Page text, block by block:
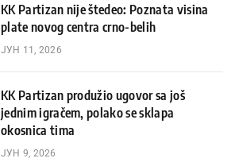
KK Partizan nije štedeo: Poznata visina
plate novog centra crno-belih
ЈУН 11, 2026
KK Partizan produžio ugovor sa još
jednim igračem, polako se sklapa
okosnica tima
ЈУН 9, 2026